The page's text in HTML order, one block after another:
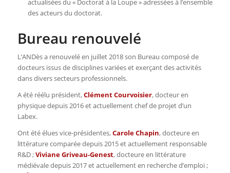
actualisées du « Doctorat à la Loupe » adressées à l’ensemble
des acteurs du doctorat.
Bureau renouvelé
L’ANDès a renouvelé en juillet 2018 son Bureau composé de
docteurs issus de disciplines variées et exerçant des activités
dans divers secteurs professionnels.
A été réélu président,Clément Courvoisier, docteur en
physique depuis 2016 et actuellement chef de projet d’un
Labex.
Ont été élues vice-présidentes,Carole Chapin, docteure en
littérature comparée depuis 2015 et actuellement responsable
R&D ;Viviane Griveau-Genest, docteure en littérature
médiévale depuis 2017 et actuellement en recherche d’emploi ;